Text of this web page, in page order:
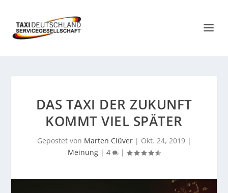
DAS TAXI DER ZUKUNFT
KOMMT VIEL SPÄTER
Gepostet von Marten Clüver| Okt. 24, 2019|
Meinung | 4 |